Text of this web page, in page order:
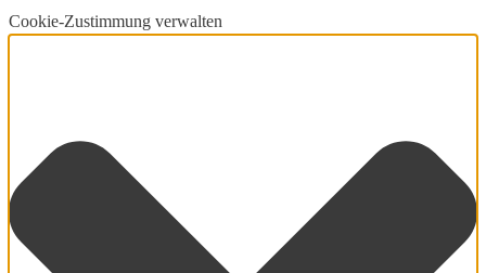
Cookie-Zustimmung verwalten